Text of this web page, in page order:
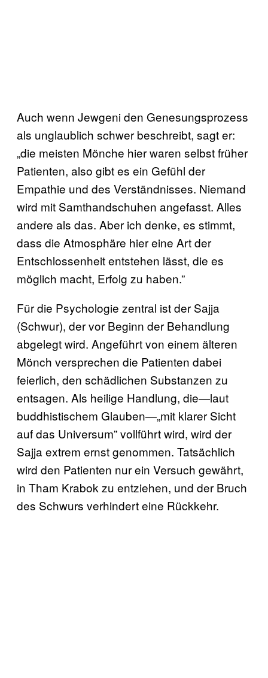
Auch wenn Jewgeni den Genesungsprozess
als unglaublich schwer beschreibt, sagt er:
„die meisten Mönche hier waren selbst früher
Patienten, also gibt es ein Gefühl der
Empathie und des Verständnisses. Niemand
wird mit Samthandschuhen angefasst. Alles
andere als das. Aber ich denke, es stimmt,
dass die Atmosphäre hier eine Art der
Entschlossenheit entstehen lässt, die es
möglich macht, Erfolg zu haben.”
Für die Psychologie zentral ist der Sajja
(Schwur), der vor Beginn der Behandlung
abgelegt wird. Angeführt von einem älteren
Mönch versprechen die Patienten dabei
feierlich, den schädlichen Substanzen zu
entsagen. Als heilige Handlung, die—laut
buddhistischem Glauben—„mit klarer Sicht
auf das Universum” vollführt wird, wird der
Sajja extrem ernst genommen. Tatsächlich
wird den Patienten nur ein Versuch gewährt,
in Tham Krabok zu entziehen, und der Bruch
des Schwurs verhindert eine Rückkehr.